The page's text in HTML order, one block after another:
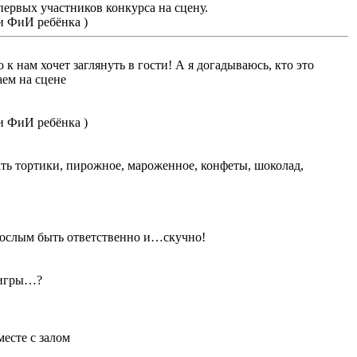
участников конкурса на сцену.
ФиИ ребёнка )
хочет заглянуть в гости! А я догадываюсь, кто это
на сцене
ФиИ ребёнка )
тортики, пирожное, мароженное, конфеты, шоколад,
быть ответственно и…скучно!
игры…?
с залом